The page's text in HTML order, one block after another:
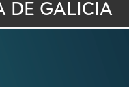
DE GALICIA